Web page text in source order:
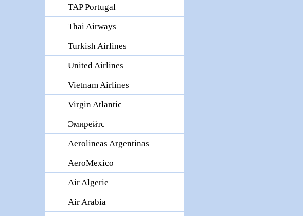
TAP Portugal
Thai Airways
Turkish Airlines
United Airlines
Vietnam Airlines
Virgin Atlantic
Эмирейтс
Aerolineas Argentinas
AeroMexico
Air Algerie
Air Arabia